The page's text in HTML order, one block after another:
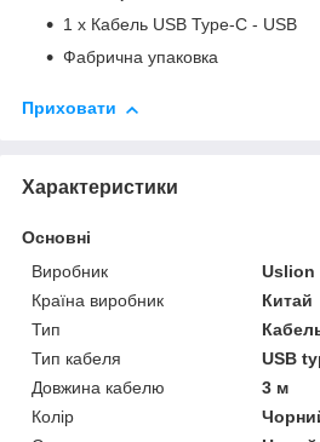
1 х Кабель USB Type-C - USB
Фабрична упаковка
Приховати
Характеристики
Основні
Виробник
Uslion
Країна виробник
Китай
Тип
Тип кабеля
USB
Довжина кабелю
3 м
Колір